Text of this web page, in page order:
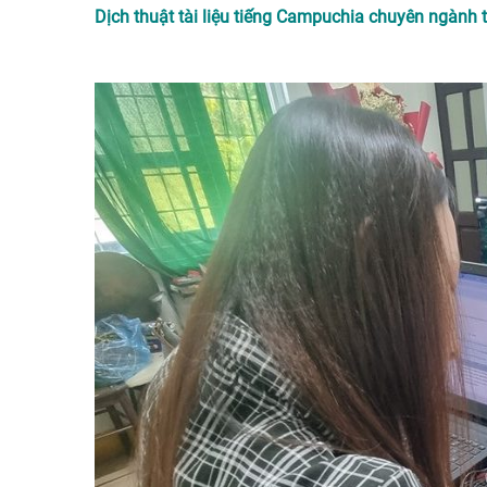
Dịch thuật tài liệu tiếng Campuchia chuyên ngành